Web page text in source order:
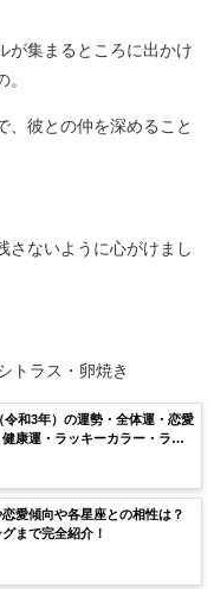
が集まるところに出かけ
。
、彼との仲を深めること
ないように心がけまし
トラス・卵焼き
和3年）の運勢・全体運・恋愛
康運・ラッキーカラー・ラッ
愛傾向や各星座との相性は？
まで完全紹介！